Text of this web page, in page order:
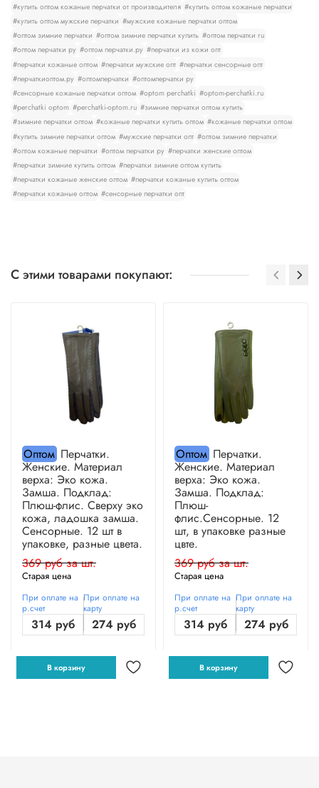
#купить оптом кожаные перчатки от производителя #купить оптом кожаные перчатки
#купить оптом мужские перчатки #мужские кожаные перчатки оптом
#оптом зимние перчатки #оптом зимние перчатки купить #оптом перчатки ru
#оптом перчатки ру #оптом перчатки.ру #перчатки из кожи опт
#перчатки кожаные оптом #перчатки мужские опт #перчатки сенсорные опт
#перчаткиоптом.ру #оптомперчатки #оптомперчатки ру
#сенсорные кожаные перчатки оптом #optom perchatki #optom-perchatki.ru
#perchatki optom #perchatki-optom.ru #зимние перчатки оптом купить
#зимние перчатки оптом #кожаные перчатки купить оптом #кожаные перчатки оптом
#купить зимние перчатки оптом #мужские перчатки опт #оптом зимние перчатки
#оптом кожаные перчатки #оптом перчатки ру #перчатки женские оптом
#перчатки зимние купить оптом #перчатки зимние оптом купить
#перчатки кожаные женские оптом #перчатки кожаные купить оптом
#перчатки кожаные оптом #сенсорные перчатки опт
С этими товарами покупают:
ОптомПерчатки.
Женские. Материал
верха: Эко кожа.
Замша. Подклад:
Плюш-флис. Сверху эко
кожа, ладошка замша.
Сенсорные. 12 шт в
упаковке, разные цвета.
369 руб за шт.
Старая цена
При оплате на
р.счет
314 руб
При оплате на
карту
274 руб
В корзину
ОптомПерчатки.
Женские. Материал
верха: Эко кожа.
Замша. Подклад:
Плюш-
флис.Сенсорные. 12
шт, в упаковке разные
цвте.
369 руб за шт.
Старая цена
При оплате на
р.счет
314 руб
При оплате на
карту
274 руб
В корзину